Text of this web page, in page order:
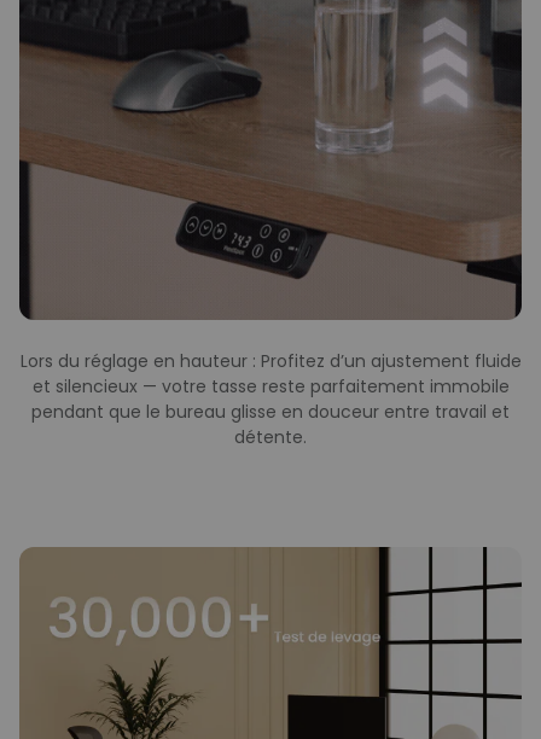
Lors du réglage en hauteur : Profitez d’un ajustement fluide
et silencieux — votre tasse reste parfaitement immobile
pendant que le bureau glisse en douceur entre travail et
détente.